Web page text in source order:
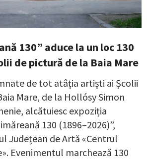
130” aduce la un loc 130
de pictură de la Baia Mare
de tot atâția artiști ai Școlii
Mare, de la Hollósy Simon
alcătuiesc expoziția
130 (1896–2026)”,
Județean de Artă «Centrul
Evenimentul marchează 130